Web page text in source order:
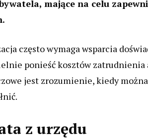
mające na celu
często wymaga wsparcia
ponieść kosztów zatrudnienia
jest zrozumienie, kiedy
z urzędu